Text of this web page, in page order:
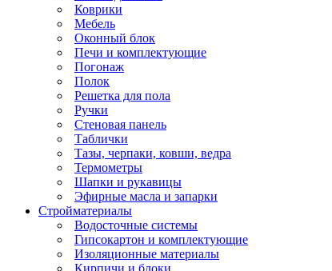
Коврики
Мебель
Оконный блок
Печи и комплектующие
Погонаж
Полок
Решетка для пола
Ручки
Стеновая панель
Таблички
Тазы, черпаки, ковши, ведра
Термометры
Шапки и рукавицы
Эфирные масла и запарки
Стройматериалы
Водосточные системы
Гипсокартон и комплектующие
Изоляционные материалы
Кирпичи и блоки